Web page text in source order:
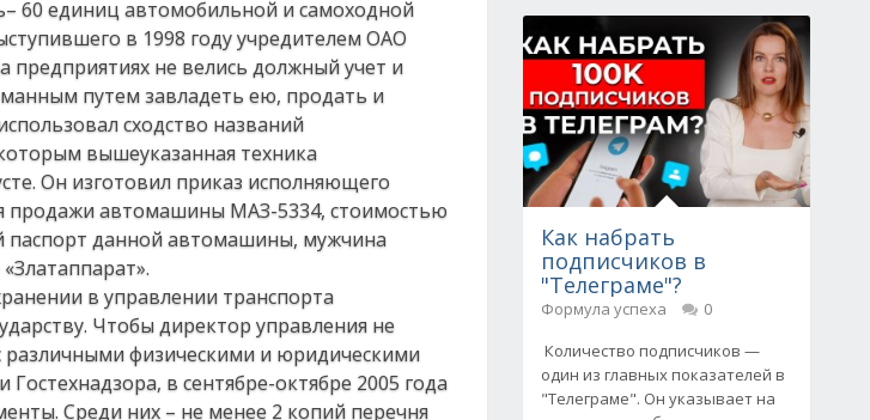
60 единиц автомобильной и самоходной
в 1998 году учредителем ОАО
предприятиях не велись должный учет и
путем завладеть ею, продать и
сходство названий
вышеуказанная техника
Он изготовил приказ исполняющего
продажи автомашины МАЗ-5334, стоимостью
паспорт данной автомашины, мужчина
в управлении транспорта
Чтобы директор управления не
физическими и юридическими
в сентябре-октябре 2005 года
Среди них – не менее 2 копий перечня
Как набрать
подписчиков в
"Телеграме"?
Формула успеха
0
Количество подписчиков —
один из главных показателей в
"Телеграме". Он указывает на